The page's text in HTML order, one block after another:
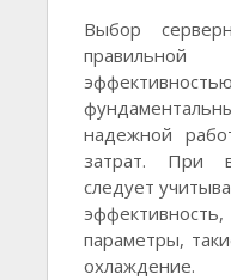
Выбор
надежной
затрат. При
следует
параметры,
охлаждение.